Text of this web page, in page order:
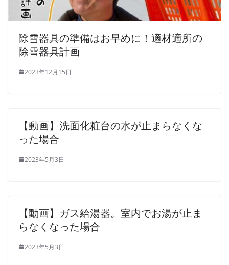
除雪器具の準備はお早めに！適材適所の
除雪器具計画
2023年12月15日
【動画】洗面化粧台の水が止まらなくな
った場合
2023年5月3日
【動画】ガス給湯器。室内でお湯が止ま
らなくなった場合
2023年5月3日